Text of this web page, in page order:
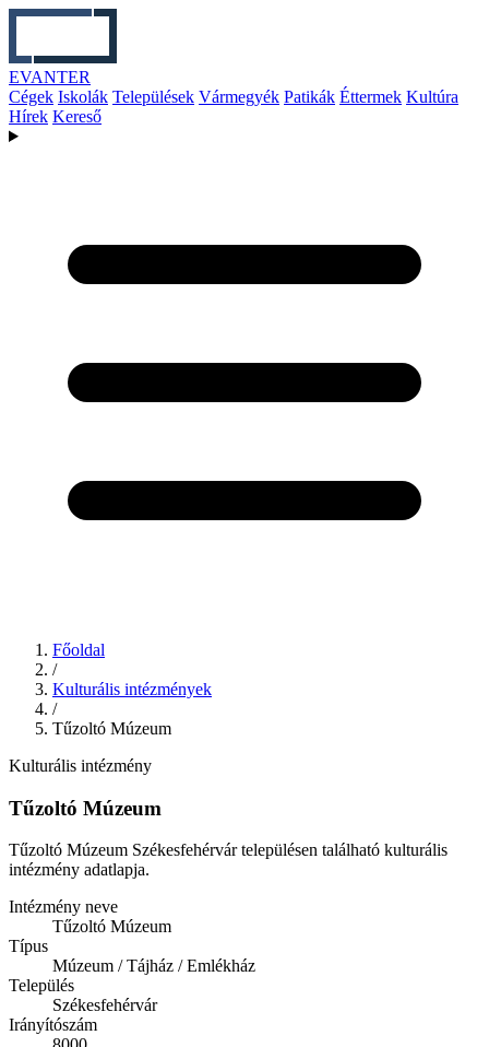
EVANTER
Cégek Iskolák Települések Vármegyék Patikák Éttermek Kultúra
Hírek Kereső
Főoldal
/
Kulturális intézmények
/
Tűzoltó Múzeum
Kulturális intézmény
Tűzoltó Múzeum
Tűzoltó Múzeum Székesfehérvár településen található kulturális
intézmény adatlapja.
Intézmény neve
Tűzoltó Múzeum
Típus
Múzeum / Tájház / Emlékház
Település
Székesfehérvár
Irányítószám